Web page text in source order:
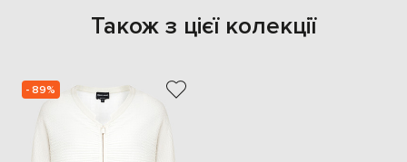
Також з цієї колекції
- 89%